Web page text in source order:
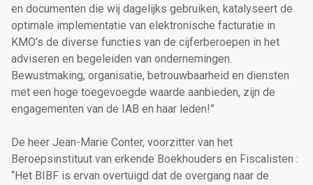
en documenten die wij dagelijks gebruiken, katalyseert de
optimale implementatie van elektronische facturatie in
KMO’s de diverse functies van de cijferberoepen in het
adviseren en begeleiden van ondernemingen.
Bewustmaking, organisatie, betrouwbaarheid en diensten
met een hoge toegevoegde waarde aanbieden, zijn de
engagementen van de IAB en haar leden!”
De heer Jean-Marie Conter, voorzitter van het
Beroepsinstituut van erkende Boekhouders en Fiscalisten :
“Het BIBF is ervan overtuigd dat de overgang naar de